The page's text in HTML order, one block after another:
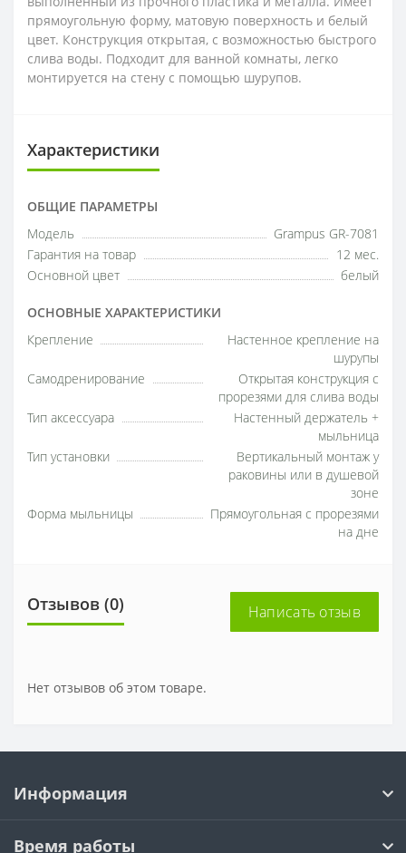
прямоугольную форму, матовую поверхность и белый
цвет. Конструкция открытая, с возможностью быстрого
слива воды. Подходит для ванной комнаты, легко
монтируется на стену с помощью шурупов.
Характеристики
ОБЩИЕ ПАРАМЕТРЫ
Модель
Grampus GR-7081
Гарантия на товар
12 мес.
Основной цвет
белый
ОСНОВНЫЕ ХАРАКТЕРИСТИКИ
Крепление
Настенное крепление на
шурупы
Самодренирование
Открытая конструкция с
прорезями для слива воды
Тип аксессуара
Настенный держатель +
мыльница
Тип установки
Вертикальный монтаж у
раковины или в душевой
зоне
Форма мыльницы
Прямоугольная с прорезями
на дне
Отзывов (0) Написать отзыв
Нет отзывов об этом товаре.
Информация
Время работы